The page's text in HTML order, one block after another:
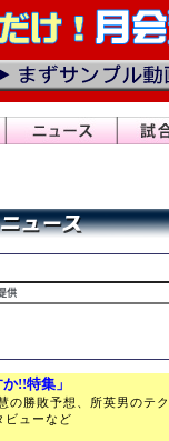
!!特集」
の勝敗予想、所英男のテ
ビューなど